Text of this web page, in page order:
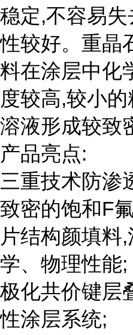
稳定,不容易
性较好。重晶
料在涂层中化
度较高,较小
溶液形成较致
产品亮点:
三重技术防渗
致密的饱和F
片结构颜填料
学、物理性能;
极化共价键层
性涂层系统;